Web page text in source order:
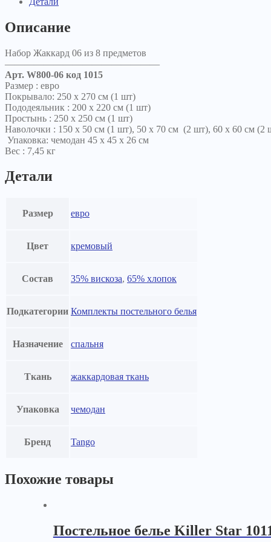
Описание
Набор Жаккард 06 из 8 предметов
————————————————
Арт. W800-06 код 1015
Размер : евро
Покрывало: 250 х 270 см (1 шт)
Пододеяльник : 200 x 220 см (1 шт)
Простынь : 250 х 250 см (1 шт)
Наволочки : 150 x 50 см (1 шт), 50 х 70 см (2 шт), 60 х 60 см (2
Упаковка: чемодан 45 x 45 x 26 см
Вес : 7,45 кг
Детали
Размер евро
Цвет кремовый
Состав 35% вискоза, 65% хлопок
Подкатегории Комплекты постельного белья
Назначение спальня
Ткань жаккардовая ткань
Упаковка чемодан
Бренд Tango
Похожие товары
Постельное белье Killer Star